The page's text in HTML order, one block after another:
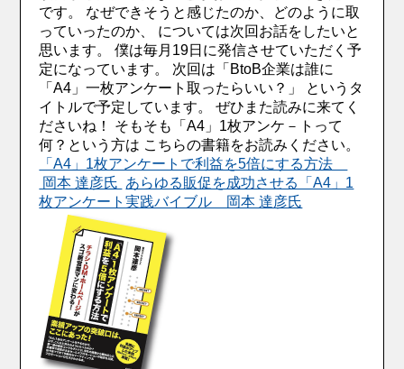
です。 なぜできそうと感じたのか、どのように取
っていったのか、 については次回お話をしたいと
思います。 僕は毎月19日に発信させていただく予
定になっています。 次回は「BtoB企業は誰に
「A4」一枚アンケート取ったらいい？」 というタ
イトルで予定しています。 ぜひまた読みに来てく
ださいね！ そもそも「A4」1枚アンケ－トって
何？という方は こちらの書籍をお読みください。
「A4」1枚アンケートで利益を5倍にする方法
岡本 達彦氏 あらゆる販促を成功させる「A4」1
枚アンケート実践バイブル 岡本 達彦氏